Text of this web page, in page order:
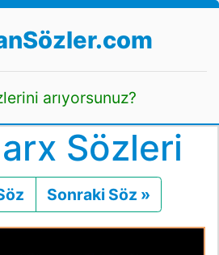
arıyorsunuz?
Sözleri
Önceki
Sonraki Söz »